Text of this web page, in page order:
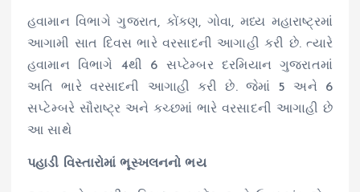
હવામાન વિભાગે ગુજરાત, કોંકણ, ગોવા, મધ્ય મહારાષ્ટ્રમાં
આગામી સાત દિવસ ભારે વરસાદની આગાહી કરી છે. ત્યારે
હવામાન વિભાગે 4થી 6 સપ્ટેમ્બર દરમિયાન ગુજરાતમાં
અતિ ભારે વરસાદની આગાહી કરી છે. જેમાં 5 અને 6
સપ્ટેમ્બરે સૌરાષ્ટ્ર અને કચ્છમાં ભારે વરસાદની આગાહી છે
આ સાથે
પહાડી વિસ્તારોમાં ભૂસ્ખલનનો ભય